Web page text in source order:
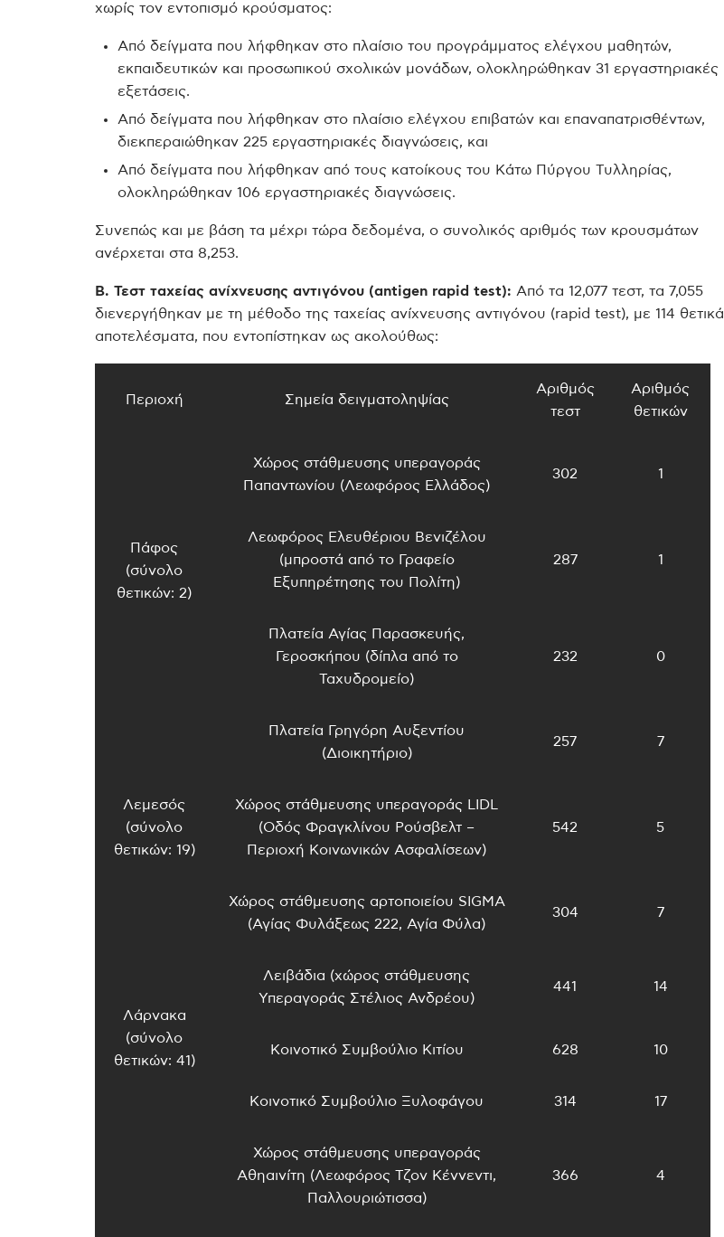
χωρίς τον εντοπισμό κρούσματος:
Από δείγματα που λήφθηκαν στο πλαίσιο του προγράμματος ελέγχου μαθητών,
εκπαιδευτικών και προσωπικού σχολικών μονάδων, ολοκληρώθηκαν 31 εργαστηριακές
εξετάσεις.
Από δείγματα που λήφθηκαν στο πλαίσιο ελέγχου επιβατών και επαναπατρισθέντων,
διεκπεραιώθηκαν 225 εργαστηριακές διαγνώσεις, και
Από δείγματα που λήφθηκαν από τους κατοίκους του Κάτω Πύργου Τυλληρίας,
ολοκληρώθηκαν 106 εργαστηριακές διαγνώσεις.
Συνεπώς και με βάση τα μέχρι τώρα δεδομένα, ο συνολικός αριθμός των κρουσμάτων
ανέρχεται στα 8,253.
Β. Τεστ ταχείας ανίχνευσης αντιγόνου (antigen rapid test): Από τα 12,077 τεστ, τα 7,055
διενεργήθηκαν με τη μέθοδο της ταχείας ανίχνευσης αντιγόνου (rapid test), με 114 θετικά
αποτελέσματα, που εντοπίστηκαν ως ακολούθως:
Περιοχή Σημεία δειγματοληψίας
Αριθμός
τεστ
Αριθμός
θετικών
Πάφος
(σύνολο
θετικών: 2)
Χώρος στάθμευσης υπεραγοράς
Παπαντωνίου (Λεωφόρος Ελλάδος)
302 1
Λεωφόρος Ελευθέριου Βενιζέλου
(μπροστά από το Γραφείο
Εξυπηρέτησης του Πολίτη)
287 1
Πλατεία Αγίας Παρασκευής,
Γεροσκήπου (δίπλα από το
Ταχυδρομείο)
232 0
Λεμεσός
(σύνολο
θετικών: 19)
Πλατεία Γρηγόρη Αυξεντίου
(Διοικητήριο)
257 7
Χώρος στάθμευσης υπεραγοράς LIDL
(Οδός Φραγκλίνου Ρούσβελτ –
Περιοχή Κοινωνικών Ασφαλίσεων)
542 5
Χώρος στάθμευσης αρτοποιείου SIGMA
(Αγίας Φυλάξεως 222, Αγία Φύλα)
304 7
Λάρνακα
(σύνολο
θετικών: 41)
Λειβάδια (χώρος στάθμευσης
Υπεραγοράς Στέλιος Ανδρέου)
441 14
Κοινοτικό Συμβούλιο Κιτίου 628 10
Κοινοτικό Συμβούλιο Ξυλοφάγου 314 17
Χώρος στάθμευσης υπεραγοράς
Αθηαινίτη (Λεωφόρος Τζον Κέννεντι,
Παλλουριώτισσα)
366 4